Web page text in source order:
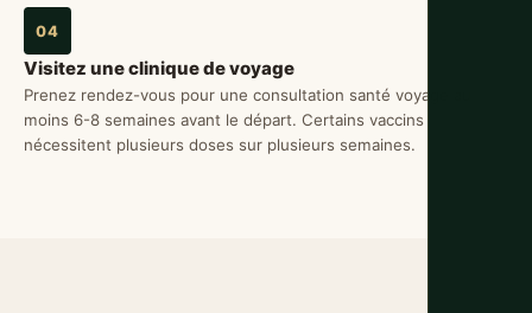
04
Visitez une clinique de voyage
Prenez rendez-vous pour une consultation santé voyage au
moins 6-8 semaines avant le départ. Certains vaccins
nécessitent plusieurs doses sur plusieurs semaines.